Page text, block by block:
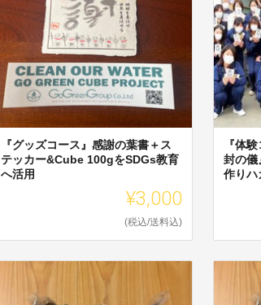
『グッズコース』感謝の葉書＋ス
テッカー&Cube 100gをSDGs教育
へ活用
¥3,000
(税込/送料込)
『体
封の
作りハ